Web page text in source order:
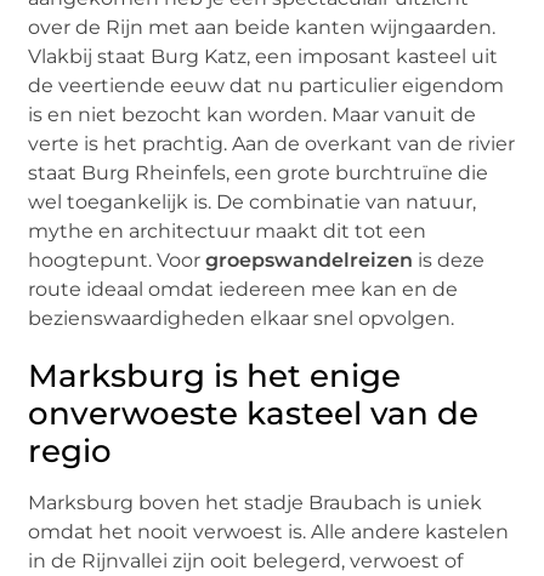
over de Rijn met aan beide kanten wijngaarden.
Vlakbij staat Burg Katz, een imposant kasteel uit
de veertiende eeuw dat nu particulier eigendom
is en niet bezocht kan worden. Maar vanuit de
verte is het prachtig. Aan de overkant van de rivier
staat Burg Rheinfels, een grote burchtruïne die
wel toegankelijk is. De combinatie van natuur,
mythe en architectuur maakt dit tot een
hoogtepunt. Voorgroepswandelreizen is deze
route ideaal omdat iedereen mee kan en de
bezienswaardigheden elkaar snel opvolgen.
Marksburg is het enige
onverwoeste kasteel van de
regio
Marksburg boven het stadje Braubach is uniek
omdat het nooit verwoest is. Alle andere kastelen
in de Rijnvallei zijn ooit belegerd, verwoest of